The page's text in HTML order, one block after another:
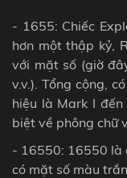
- 1655: Chiếc
hơn một thập kỷ,
với mặt số (giờ
v.v.). Tổng cộng,
hiệu là Mark I
biệt về phông chữ
- 16550: 16550 là
có mặt số màu